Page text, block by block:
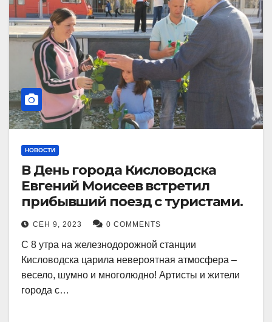
НОВОСТИ
В День города Кисловодска
Евгений Моисеев встретил
прибывший поезд с туристами.
СЕН 9, 2023 0 COMMENTS
С 8 утра на железнодорожной станции
Кисловодска царила невероятная атмосфера –
весело, шумно и многолюдно! Артисты и жители
города с…